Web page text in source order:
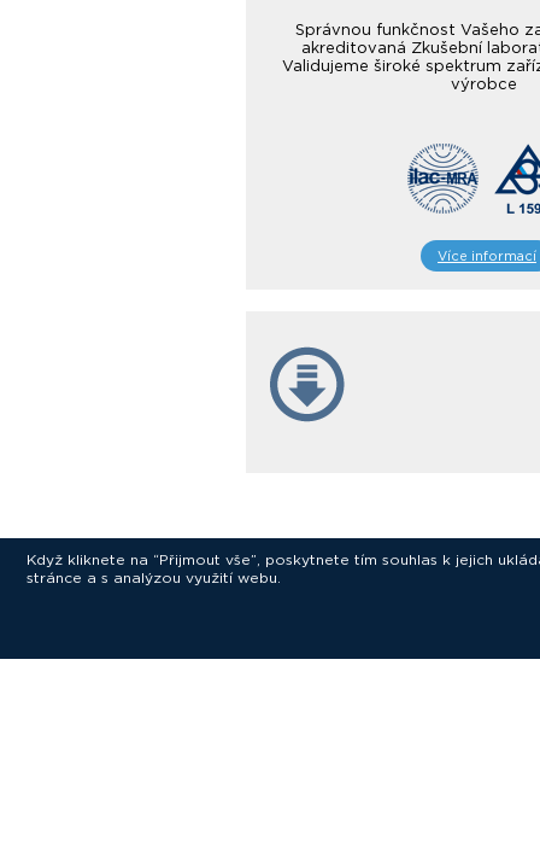
Správnou funkčnost Vašeho
akreditovaná Zkušební
Validujeme široké spektrum
výrobce
Více informací
Když kliknete na “Přijmout vše”, poskytnete tím souhlas k jejich
stránce a s analýzou využití webu.